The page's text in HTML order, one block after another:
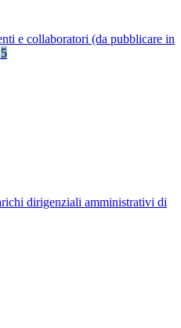
e collaboratori (da pubblicare in
5
dirigenziali amministrativi di